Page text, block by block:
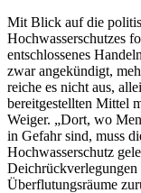
Mit Blick auf die
Hochwasserschutzes
entschlossenes
zwar angekündigt,
reiche es nicht aus,
bereitgestellten Mittel
Weiger. „Dort, wo
in Gefahr sind, muss
Hochwasserschutz
Deichrückverlegungen
Überflutungsräume